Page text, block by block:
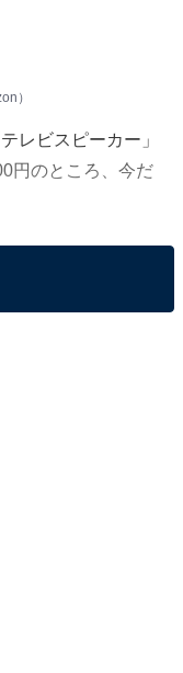
）
レビスピーカー」
円のところ、今だ
プされているの